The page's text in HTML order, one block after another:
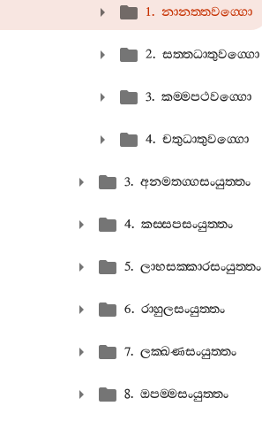
1. නානත‍්තවග‍්ගො
2. සත‍්තධාතුවග‍්ගො
3. කම‍්මපථවග‍්ගො
4. චතුධාතුවග‍්ගො
3. අනමතග‍්ගසංයුත‍්තං
4. කස‍්සපසංයුත‍්තං
5. ලාභසක‍්කාරසංයුත‍්තං
6. රාහුලසංයුත‍්තං
7. ලක‍්ඛණසංයුත‍්තං
8. ඔපම‍්මසංයුත‍්තං